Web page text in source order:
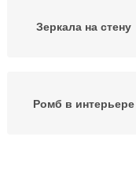
Зеркала на стену
Ромб в интерьере